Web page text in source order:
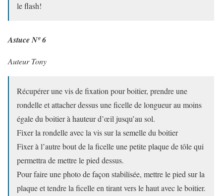
le flash!
Astuce Nº 6
Auteur Tony
Récupérer une vis de fixation pour boitier, prendre une
rondelle et attacher dessus une ficelle de longueur au moins
égale du boitier à hauteur d’œil jusqu’au sol.
Fixer la rondelle avec la vis sur la semelle du boitier
Fixer à l’autre bout de la ficelle une petite plaque de tôle qui
permettra de mettre le pied dessus.
Pour faire une photo de façon stabilisée, mettre le pied sur la
plaque et tendre la ficelle en tirant vers le haut avec le boitier.